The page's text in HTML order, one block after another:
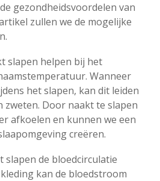
gezondheidsvoordelen van
zullen we de mogelijke
slapen helpen bij het
Wanneer
het slapen, kan dit leiden
Door naakt te slapen
afkoelen en kunnen we een
creëren.
slapen de bloedcirculatie
kan de bloedstroom